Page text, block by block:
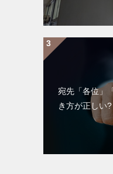
宛先「各位」
き方が正しい?